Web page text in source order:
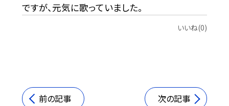
ですが、元気に歌っていました。
いいね(0)
前の記事 次の記事